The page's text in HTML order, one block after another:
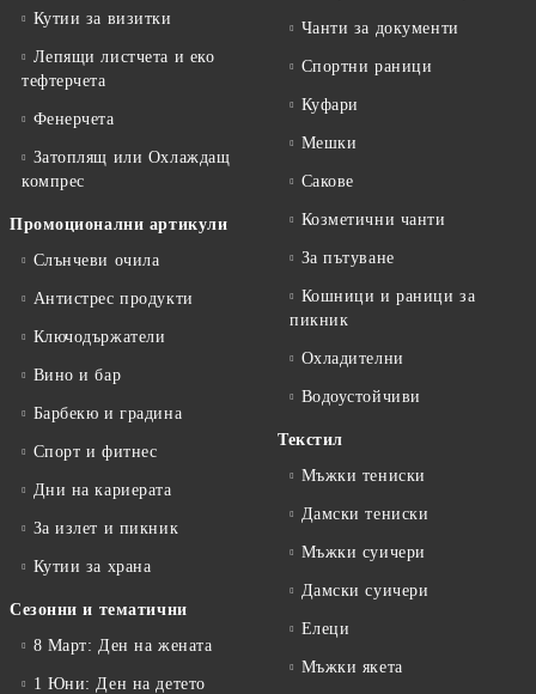
Кутии за визитки
Лепящи листчета и еко
тефтeрчета
Фенерчета
Затоплящ или Охлаждащ
компрес
Промоционални артикули
Слънчеви очила
Антистрес продукти
Ключодържатели
Вино и бар
Барбекю и градина
Спорт и фитнес
Дни на кариерата
За излет и пикник
Кутии за храна
Сезонни и тематични
8 Март: Ден на жената
1 Юни: Ден на детето
Чанти за документи
Спортни раници
Куфари
Мешки
Сакове
Козметични чанти
За пътуване
Кошници и раници за
пикник
Охладителни
Водоустойчиви
Текстил
Мъжки тениски
Дамски тениски
Мъжки суичери
Дамски суичери
Елеци
Мъжки якета